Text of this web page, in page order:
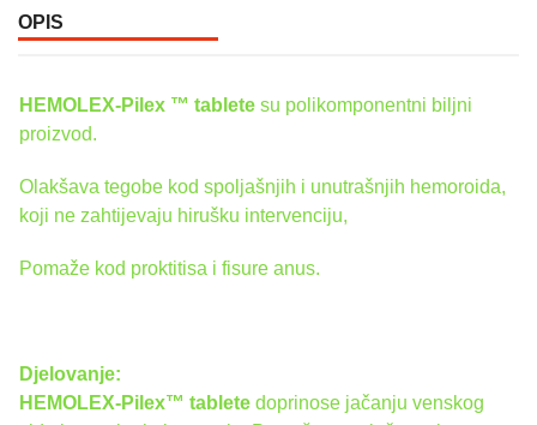
OPIS
HEMOLEX-Pilex ™ tablete su polikomponentni biljni
proizvod.
Olakšava tegobe kod spoljašnjih i unutrašnjih hemoroida,
koji ne zahtijevaju hirušku intervenciju,
Pomaže kod proktitisa i fisure anus.
Djelovanje:
HEMOLEX-Pilex™ tablete doprinose jačanju venskog